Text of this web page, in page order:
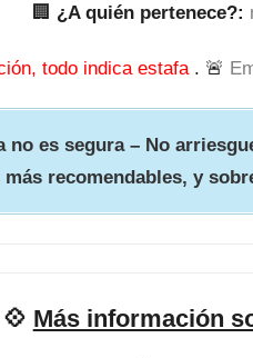
🏢 ¿A quién pertenece?:
todo indica estafa . 🚨
no es segura – No
más recomendables, y
💠 Más información